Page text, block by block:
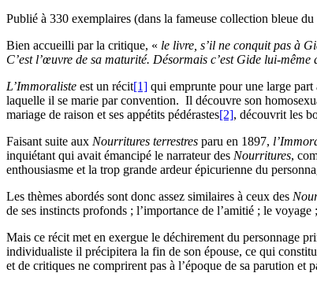
Publié à 330 exemplaires (dans la fameuse collection bleue
Bien accueilli par la critique, « le livre, s’il ne conquit pas à
C’est l’œuvre de sa maturité. Désormais c’est Gide lui-
L’Immoraliste est un récit[1] qui emprunte pour une large part
laquelle il se marie par convention. Il découvre son
mariage de raison et ses appétits pédérastes[2], découvrit les
Faisant suite aux Nourritures terrestres paru en 1897,
inquiétant qui avait émancipé le narrateur des Nourritures,
enthousiasme et la trop grande ardeur épicurienne du
Les thèmes abordés sont donc assez similaires à ceux des
de ses instincts profonds ; l’importance de l’amitié ; le voyage
Mais ce récit met en exergue le déchirement du personnage
individualiste il précipitera la fin de son épouse, ce qui
et de critiques ne comprirent pas à l’époque de sa parution et